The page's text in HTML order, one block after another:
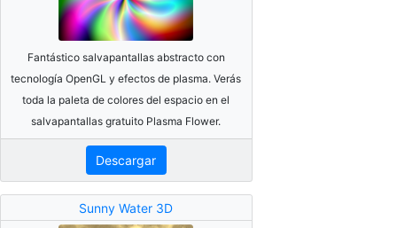
Fantástico salvapantallas abstracto con
tecnología OpenGL y efectos de plasma. Verás
toda la paleta de colores del espacio en el
salvapantallas gratuito Plasma Flower.
Descargar
Sunny Water 3D